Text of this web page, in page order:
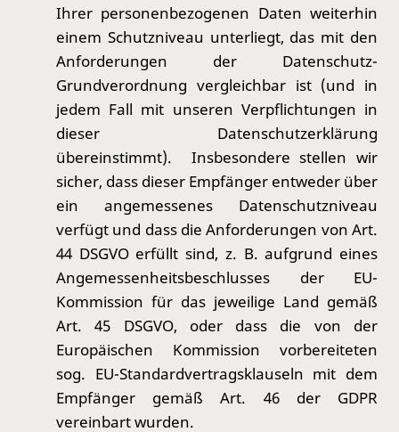
Ihrer personenbezogenen Daten weiterhin
einem Schutzniveau unterliegt, das mit den
Anforderungen der Datenschutz-
Grundverordnung vergleichbar ist (und in
jedem Fall mit unseren Verpflichtungen in
dieser Datenschutzerklärung
übereinstimmt). Insbesondere stellen wir
sicher, dass dieser Empfänger entweder über
ein angemessenes Datenschutzniveau
verfügt und dass die Anforderungen von Art.
44 DSGVO erfüllt sind, z. B. aufgrund eines
Angemessenheitsbeschlusses der EU-
Kommission für das jeweilige Land gemäß
Art. 45 DSGVO, oder dass die von der
Europäischen Kommission vorbereiteten
sog. EU-Standardvertragsklauseln mit dem
Empfänger gemäß Art. 46 der GDPR
vereinbart wurden.